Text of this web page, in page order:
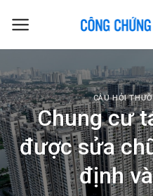
CÂU HỎI
Chung cư
được sửa
định